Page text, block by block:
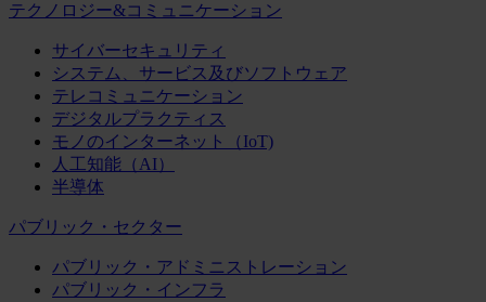
テクノロジー&コミュニケーション
サイバーセキュリティ
システム、サービス及びソフトウェア
テレコミュニケーション
デジタルプラクティス
モノのインターネット（IoT)
人工知能（AI）
半導体
パブリック・セクター
パブリック・アドミニストレーション
パブリック・インフラ